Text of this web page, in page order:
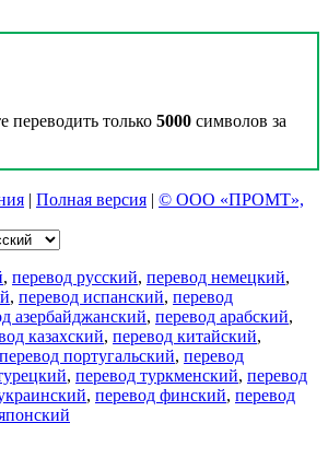
переводить только 5000 символов за
| Полная версия | © ООО «ПРОМТ»,
, перевод русский, перевод немецкий,
, перевод испанский, перевод
азербайджанский, перевод арабский,
казахский, перевод китайский,
перевод португальский, перевод
, перевод туркменский, перевод
, перевод финский, перевод